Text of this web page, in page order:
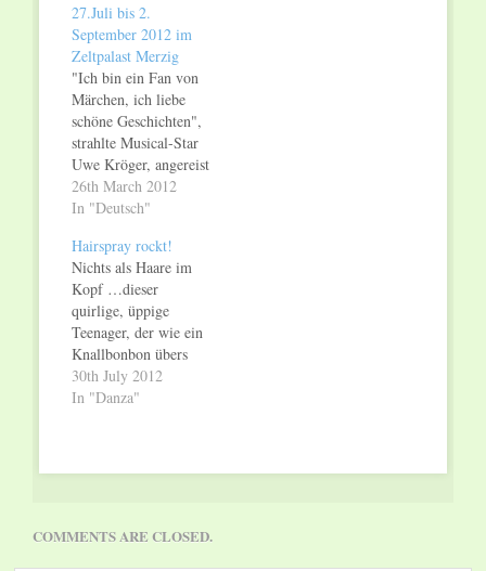
27.Juli bis 2.
September 2012 im
Zeltpalast Merzig
"Ich bin ein Fan von
Märchen, ich liebe
schöne Geschichten",
strahlte Musical-Star
Uwe Kröger, angereist
aus seiner Wahlheimat
Wien, bei der
Saarbrücken. Ab Juli
wird der
hochdekorierte Sänger
(u.a. 13 mal
„Deutschlands
Musical-Star Nr. 1“,
Fachzeitschrift
Musicals) die EDNA
26th March 2012
In "Deutsch"
Hairspray rockt!
Nichts als Haare im
Kopf …dieser
quirlige, üppige
Teenager, der wie ein
Knallbonbon übers
Parkett fegt, und nur
eins will: Tanzen!
Klassenkameraden die
sich versperrt.
30th July 2012
In "Danza"
COMMENTS ARE CLOSED.